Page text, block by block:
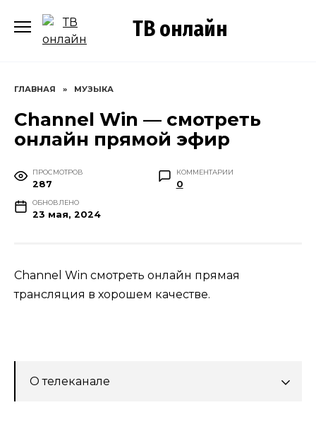
содержанию
ТВ онлайн
ГЛАВНАЯ » МУЗЫКА
Channel Win — смотреть
онлайн прямой эфир
ПРОСМОТРОВ
287
КОММЕНТАРИИ
0
ОБНОВЛЕНО
23 мая, 2024
Channel Win смотреть онлайн прямая
трансляция в хорошем качестве.
О телеканале